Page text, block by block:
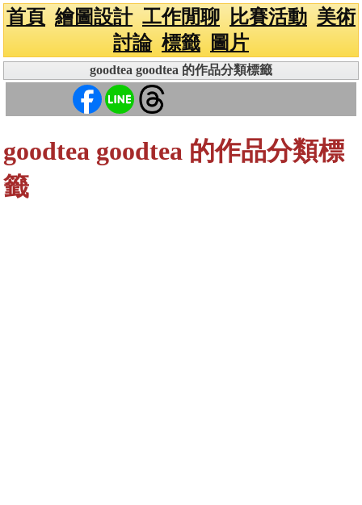
首頁 繪圖設計 工作閒聊 比賽活動 美術
討論 標籤 圖片
goodtea goodtea 的作品分類標籤
goodtea goodtea 的作品分類標
籤